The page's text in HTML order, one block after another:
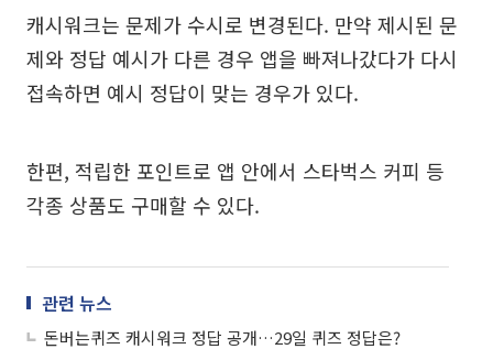
캐시워크는 문제가 수시로 변경된다. 만약 제시된 문
제와 정답 예시가 다른 경우 앱을 빠져나갔다가 다시
접속하면 예시 정답이 맞는 경우가 있다.
한편, 적립한 포인트로 앱 안에서 스타벅스 커피 등
각종 상품도 구매할 수 있다.
관련 뉴스
돈버는퀴즈 캐시워크 정답 공개…29일 퀴즈 정답은?